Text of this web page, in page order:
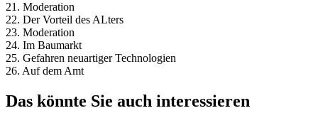
21. Moderation
22. Der Vorteil des ALters
23. Moderation
24. Im Baumarkt
25. Gefahren neuartiger Technologien
26. Auf dem Amt
Das könnte Sie auch interessieren